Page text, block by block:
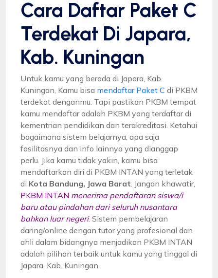
Cara Daftar Paket C
Terdekat Di Japara,
Kab. Kuningan
Untuk kamu yang berada di Japara, Kab.
Kuningan, Kamu bisa mendaftar Paket C di PKBM
terdekat denganmu. Tapi pastikan PKBM tempat
kamu mendaftar adalah PKBM yang terdaftar di
kementrian pendidikan dan terakreditasi. Ketahui
bagaimana sistem belajarnya, apa saja
fasilitasnya dan info lainnya yang dianggap
perlu. Jika kamu tidak yakin, kamu bisa
mendaftarkan diri di PKBM INTAN yang terletak
di Kota Bandung, Jawa Barat . Jangan khawatir,
PKBM INTAN menerima pendaftaran siswa/i
baru atau pindahan dari seluruh nusantara
bahkan luar negeri. Sistem pembelajaran
daring/online dengan tutor yang profesional dan
ahli dalam bidangnya menjadikan PKBM INTAN
adalah pilihan terbaik untuk kamu yang tinggal di
Japara, Kab. Kuningan